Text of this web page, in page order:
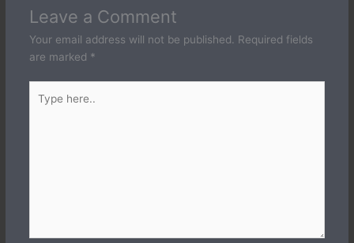
Leave a Comment
Your email address will not be published.
Required fields
are marked *
here..